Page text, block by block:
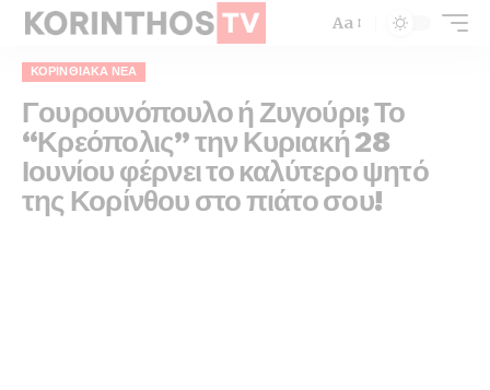
Aa
ΚΟΡΙΝΘΙΑΚΆ ΝΈΑ
Γουρουνόπουλο ή Ζυγούρι; Το
“Κρεόπολις” την Κυριακή 28
Ιουνίου φέρνει το καλύτερο ψητό
της Κορίνθου στο πιάτο σου!